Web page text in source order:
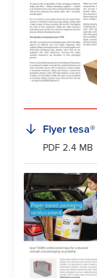
Flyer tesa
PDF 2.4 MB